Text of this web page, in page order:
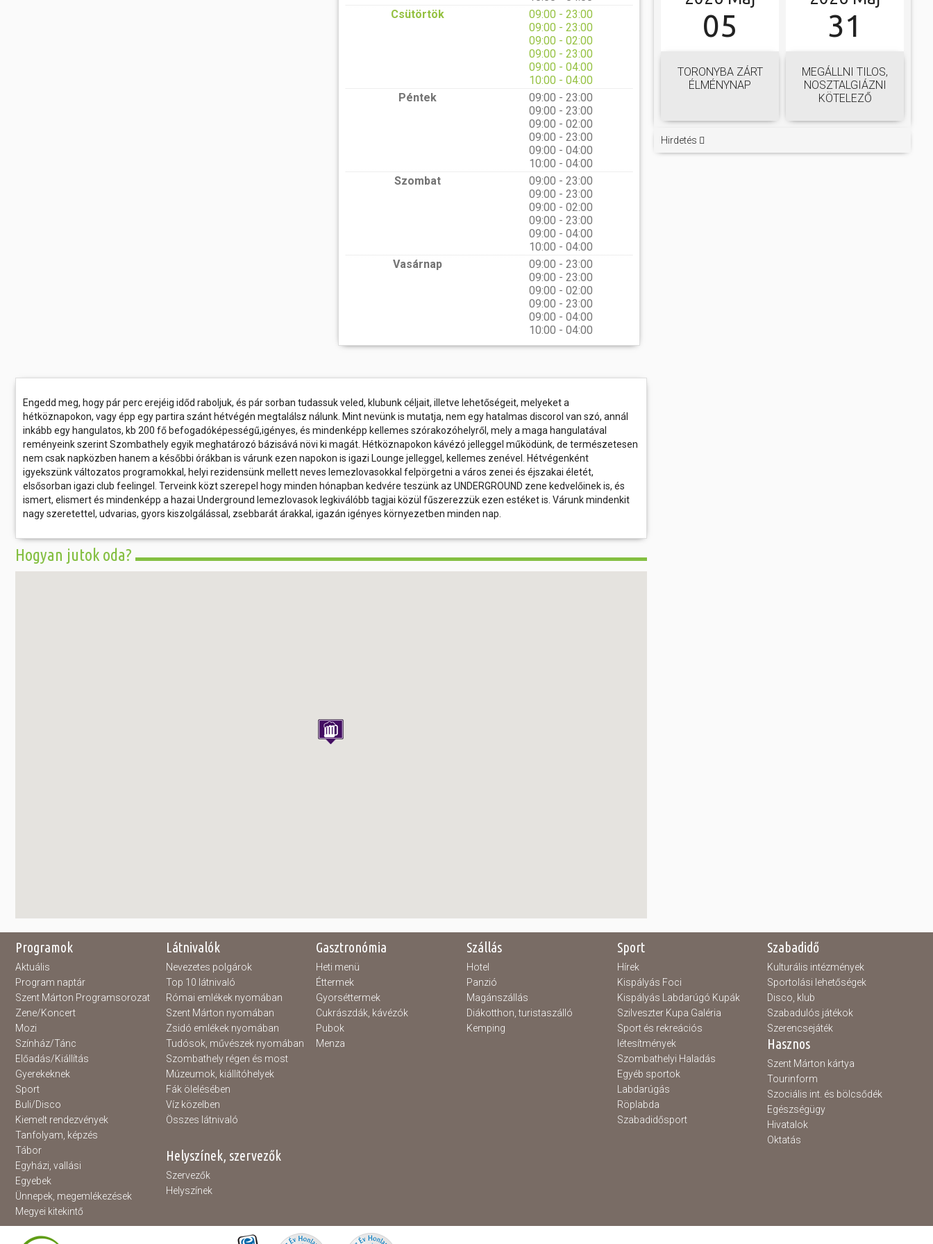
05
TORONYBA ZÁRT
ÉLMÉNYNAP
31
MEGÁLLNI TILOS,
NOSZTALGIÁZNI
KÖTELEZŐ
Hirdetés
Csütörtök
09:00 - 23:00
09:00 - 23:00
09:00 - 02:00
09:00 - 23:00
09:00 - 04:00
10:00 - 04:00
Péntek
09:00 - 23:00
09:00 - 23:00
09:00 - 02:00
09:00 - 23:00
09:00 - 04:00
10:00 - 04:00
Szombat
09:00 - 23:00
09:00 - 23:00
09:00 - 02:00
09:00 - 23:00
09:00 - 04:00
10:00 - 04:00
Vasárnap
09:00 - 23:00
09:00 - 23:00
09:00 - 02:00
09:00 - 23:00
09:00 - 04:00
10:00 - 04:00
Engedd meg, hogy pár perc erejéig időd raboljuk, és pár sorban tudassuk veled, klubunk céljait, illetve lehetőségeit, melyeket a
hétköznapokon, vagy épp egy partira szánt hétvégén megtalálsz nálunk. Mint nevünk is mutatja, nem egy hatalmas discorol van szó, annál
inkább egy hangulatos, kb 200 fő befogadóképességű,igényes, és mindenképp kellemes szórakozóhelyről, mely a maga hangulatával
reményeink szerint Szombathely egyik meghatározó bázisává növi ki magát. Hétköznapokon kávézó jelleggel működünk, de természetesen
nem csak napközben hanem a későbbi órákban is várunk ezen napokon is igazi Lounge jelleggel, kellemes zenével. Hétvégenként
igyekszünk változatos programokkal, helyi rezidensünk mellett neves lemezlovasokkal felpörgetni a város zenei és éjszakai életét,
elsősorban igazi club feelingel. Terveink közt szerepel hogy minden hónapban kedvére teszünk az UNDERGROUND zene kedvelőinek is, és
ismert, elismert és mindenképp a hazai Underground lemezlovasok legkiválóbb tagjai közül fűszerezzük ezen estéket is. Várunk mindenkit
nagy szeretettel, udvarias, gyors kiszolgálással, zsebbarát árakkal, igazán igényes környezetben minden nap.
Hogyan jutok oda?
Programok
Aktuális
Program naptár
Szent Márton Programsorozat
Zene/Koncert
Mozi
Színház/Tánc
Előadás/Kiállítás
Gyerekeknek
Sport
Buli/Disco
Kiemelt rendezvények
Tanfolyam, képzés
Tábor
Egyházi, vallási
Egyebek
Ünnepek, megemlékezések
Megyei kitekintő
Látnivalók
Nevezetes polgárok
Top 10 látnivaló
Római emlékek nyomában
Szent Márton nyomában
Zsidó emlékek nyomában
Tudósok, művészek nyomában
Szombathely régen és most
Múzeumok, kiállítóhelyek
Fák ölelésében
Víz közelben
Összes látnivaló
Gasztronómia
Heti menü
Éttermek
Gyorséttermek
Cukrászdák, kávézók
Pubok
Menza
Szállás
Hotel
Panzió
Magánszállás
Diákotthon, turistaszálló
Kemping
Sport
Hírek
Kispályás Foci
Kispályás Labdarúgó Kupák
Szilveszter Kupa Galéria
Sport és rekreációs
létesítmények
Szombathelyi Haladás
Egyéb sportok
Labdarúgás
Röplabda
Szabadidősport
Szabadidő
Kulturális intézmények
Sportolási lehetőségek
Disco, klub
Szabadulós játékok
Szerencsejáték
Hasznos
Szent Márton kártya
Tourinform
Szociális int. és bölcsődék
Egészségügy
Hivatalok
Oktatás
Helyszínek, szervezők
Szervezők
Helyszínek